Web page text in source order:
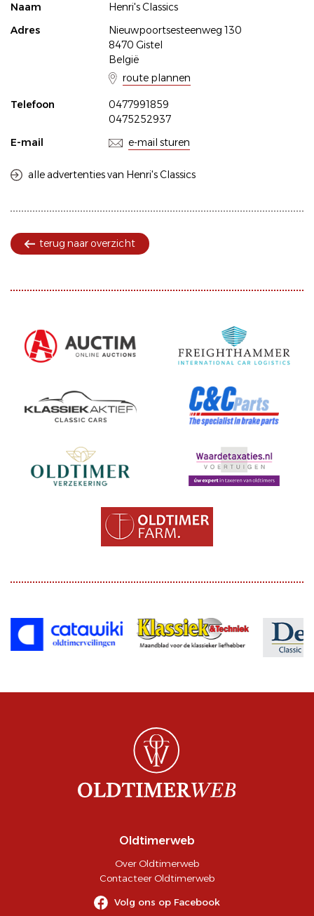
Naam
Henri's Classics
Adres
Nieuwpoortsesteenweg 130
8470 Gistel
België
route plannen
Telefoon
0477991859
0475252937
E-mail
e-mail sturen
alle advertenties van Henri's Classics
terug naar overzicht
Oldtimerweb
Over Oldtimerweb
Contacteer Oldtimerweb
Volg ons op Facebook